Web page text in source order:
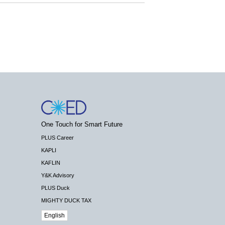
One Touch for Smart Future
PLUS Career
KAPLI
KAFLIN
Y&K Advisory
PLUS Duck
MIGHTY DUCK TAX
English